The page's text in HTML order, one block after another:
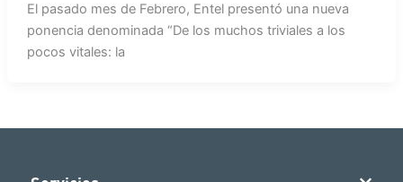
El pasado mes de Febrero, Entel presentó una nueva
ponencia denominada “De los muchos triviales a los
pocos vitales: la